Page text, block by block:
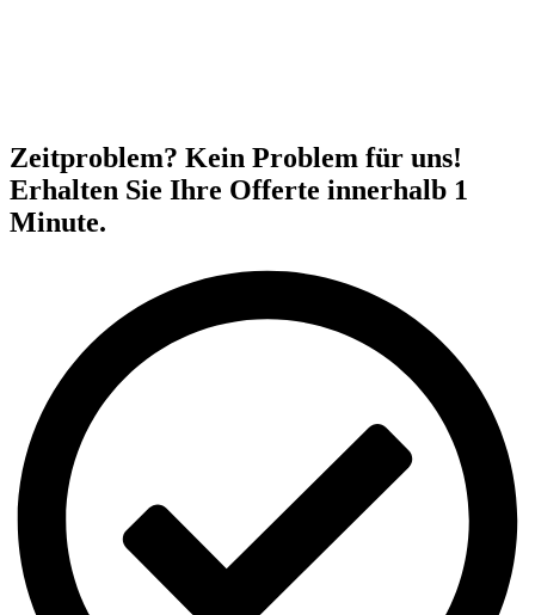
Zeitproblem? Kein Problem für uns!
Erhalten Sie Ihre Offerte innerhalb 1
Minute.